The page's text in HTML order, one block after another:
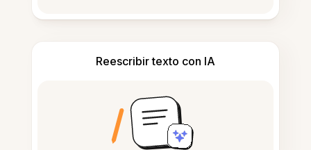
Reescribir texto con IA